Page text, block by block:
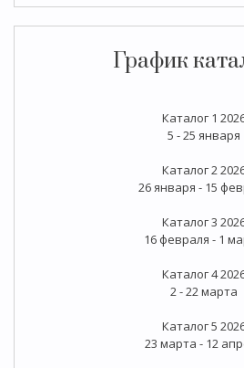
График
Каталог 1
5 - 25 января
Каталог 2
26 января - 15
Каталог 3
16 февраля - 1
Каталог 4
2 - 22 марта
Каталог 5
23 марта - 12